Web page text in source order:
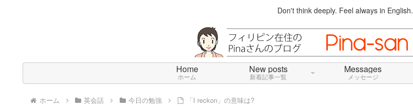
Don't think deeply. Feel always in English.
Home
ホーム
New posts
新着記事一覧
Messages
メッセージ
ホーム 英会話 今日の勉強 「I reckon」の意味は?